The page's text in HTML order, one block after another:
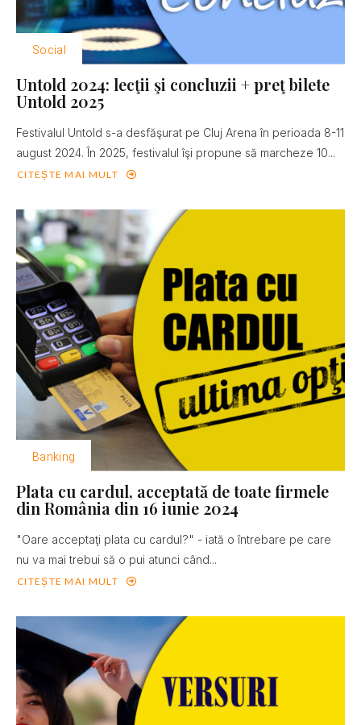
Social
Untold 2024: lecţii şi concluzii + preţ bilete
Untold 2025
Festivalul Untold s-a desfăşurat pe Cluj Arena în perioada 8-11
august 2024. În 2025, festivalul îşi propune să marcheze 10...
CITEȘTE MAI MULT
Banking
Plata cu cardul, acceptată de toate firmele
din România din 16 iunie 2024
"Oare acceptaţi plata cu cardul?" - iată o întrebare pe care
nu va mai trebui să o pui atunci când...
CITEȘTE MAI MULT